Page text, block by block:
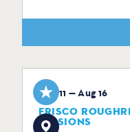
Aug 11 — Aug 16
FRISCO
MISSIONS